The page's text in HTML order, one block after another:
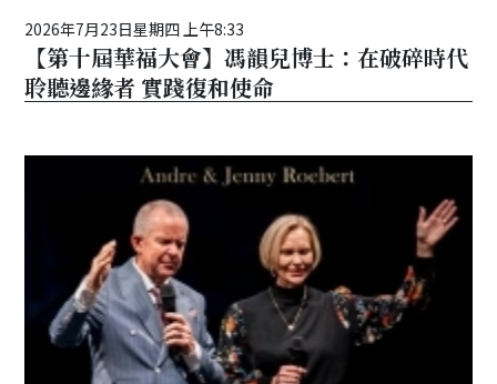
2026年7月23日星期四 上午8:33
【第十屆華福大會】馮韻兒博士：在破碎時代
聆聽邊緣者 實踐復和使命